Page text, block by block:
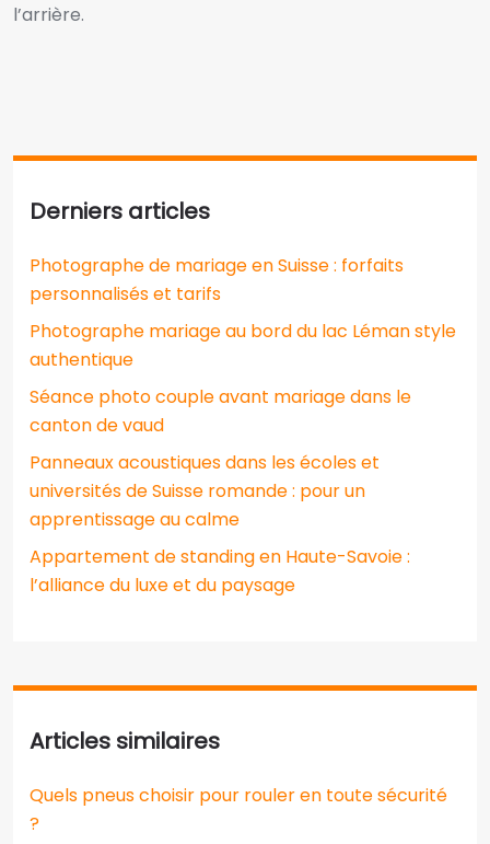
l’arrière.
Derniers articles
Photographe de mariage en Suisse : forfaits
personnalisés et tarifs
Photographe mariage au bord du lac Léman style
authentique
Séance photo couple avant mariage dans le
canton de vaud
Panneaux acoustiques dans les écoles et
universités de Suisse romande : pour un
apprentissage au calme
Appartement de standing en Haute-Savoie :
l’alliance du luxe et du paysage
Articles similaires
Quels pneus choisir pour rouler en toute sécurité
?